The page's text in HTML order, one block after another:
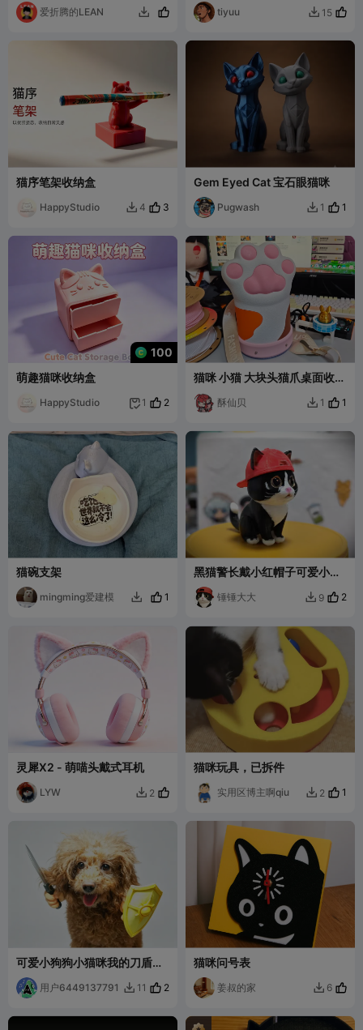
爱折腾的LEAN  tiyuu  15
猫序笔架收纳盒
HappyStudio  4 3
Gem Eyed Cat 宝石眼猫咪
Pugwash  1 1
100
萌趣猫咪收纳盒
HappyStudio  1 2
猫咪 小猫 大块头猫爪桌面收纳
酥仙贝  1 1
猫碗支架
mingming爱建模  1
黑猫警长戴小红帽子可爱小猫
咪黑色可拆件cat小动物
锤锤大大  9 2
灵犀X2 - 萌喵头戴式耳机
LYW  2
猫咪玩具，已拆件
实用区博主啊qiu  2 1
可爱小狗狗小猫咪我的刀盾围
脖
用户6449137791  11 2
猫咪问号表
姜叔的家  6